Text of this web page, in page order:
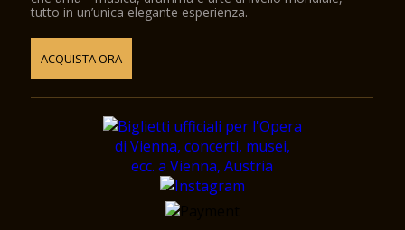
The Glass Sala / Magna Auditorium è stato progettato
visitatori.
tutto in un’unica elegante esperienza.
ACQUISTA ORA